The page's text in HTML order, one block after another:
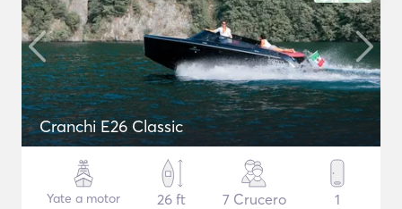
Cranchi E26 Classic
Yate a motor
26 ft
7 Crucero 1